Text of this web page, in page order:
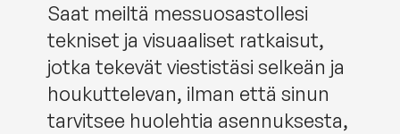
Saat meiltä messuosastollesi
tekniset ja visuaaliset ratkaisut,
jotka tekevät viestistäsi selkeän ja
houkuttelevan, ilman että sinun
tarvitsee huolehtia asennuksesta,